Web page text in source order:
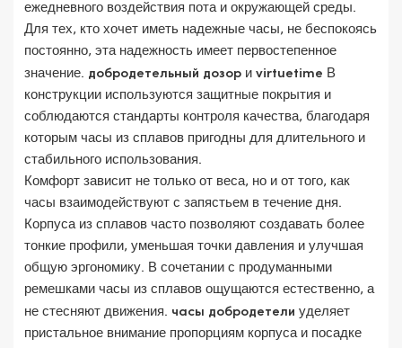
ежедневного воздействия пота и окружающей среды.
Для тех, кто хочет иметь надежные часы, не беспокоясь
постоянно, эта надежность имеет первостепенное
значение. добродетельный дозор и virtuetime В
конструкции используются защитные покрытия и
соблюдаются стандарты контроля качества, благодаря
которым часы из сплавов пригодны для длительного и
стабильного использования.
Комфорт зависит не только от веса, но и от того, как
часы взаимодействуют с запястьем в течение дня.
Корпуса из сплавов часто позволяют создавать более
тонкие профили, уменьшая точки давления и улучшая
общую эргономику. В сочетании с продуманными
ремешками часы из сплавов ощущаются естественно, а
не стесняют движения. часы добродетели уделяет
пристальное внимание пропорциям корпуса и посадке